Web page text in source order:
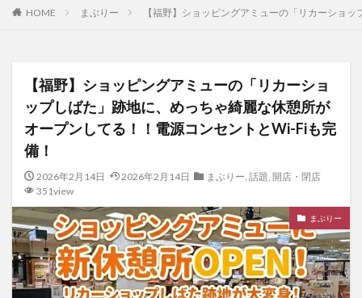
HOME まぶりー 【福野】ショッピングアミューの「リカーショ
【福野】ショッピングアミューの「リカーショ
ップしばた」跡地に、めっちゃ綺麗な休憩所が
オープンしてる！！電源コンセントとWi-Fiも完
備！
2026年2月14日 2026年2月14日 まぶりー, 話題, 開店・閉店
351view
まぶりー
ひーちゃん
IOXアローザ #居酒屋
#富山